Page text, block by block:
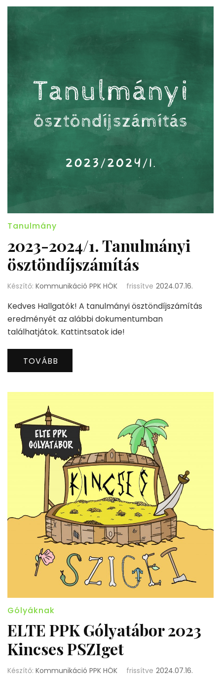
Tanulmány
2023-2024/1. Tanulmányi
ösztöndíjszámítás
Készítő: Kommunikáció PPK HÖK frissítve 2024.07.16.
Kedves Hallgatók! A tanulmányi ösztöndíjszámítás
eredményét az alábbi dokumentumban
találhatjátok. Kattintsatok ide!
TOVÁBB
Gólyáknak
ELTE PPK Gólyatábor 2023
Kincses PSZIget
Készítő: Kommunikáció PPK HÖK frissítve 2024.07.16.